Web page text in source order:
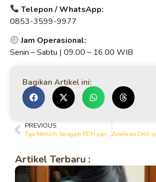
Telepon / WhatsApp:
0853-3599-9977
Jam Operasional:
Senin – Sabtu | 09.00 – 16.00 WIB
Bagikan Artikel ini:
PREVIOUS
Tips Memilih Seragam PDH yang Nyaman untuk Aktivitas Sehari-hari
Artikel Terbaru :